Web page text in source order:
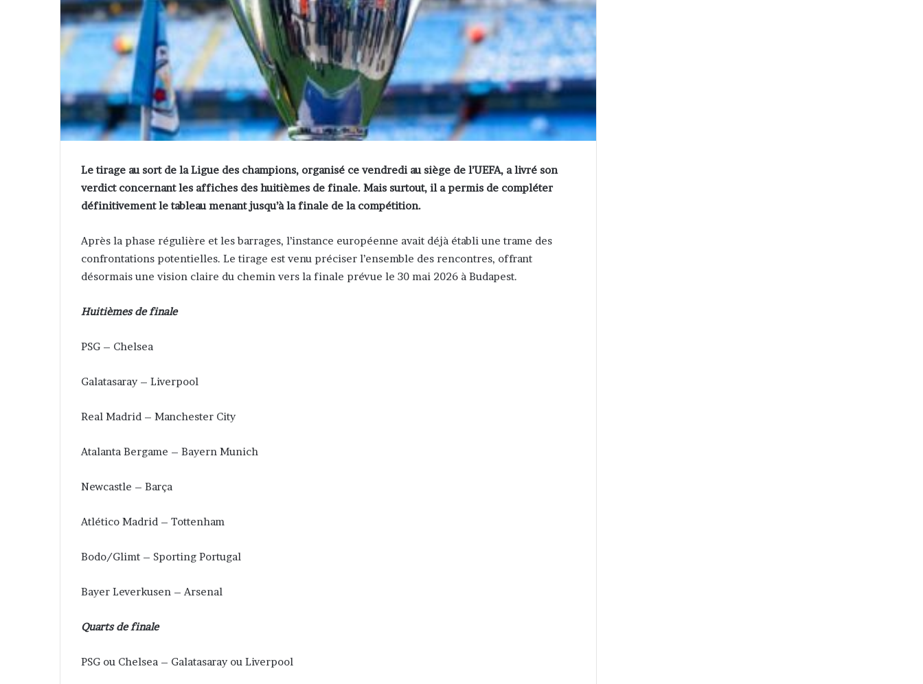
Le tirage au sort de la Ligue des champions, organisé ce vendredi au siège de l’UEFA, a livré son
verdict concernant les affiches des huitièmes de finale. Mais surtout, il a permis de compléter
définitivement le tableau menant jusqu’à la finale de la compétition.
Après la phase régulière et les barrages, l’instance européenne avait déjà établi une trame des
confrontations potentielles. Le tirage est venu préciser l’ensemble des rencontres, offrant
désormais une vision claire du chemin vers la finale prévue le 30 mai 2026 à Budapest.
Huitièmes de finale
PSG – Chelsea
Galatasaray – Liverpool
Real Madrid – Manchester City
Atalanta Bergame – Bayern Munich
Newcastle – Barça
Atlético Madrid – Tottenham
Bodo/Glimt – Sporting Portugal
Bayer Leverkusen – Arsenal
Quarts de finale
PSG ou Chelsea – Galatasaray ou Liverpool